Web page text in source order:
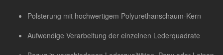
Polsterung mit hochwertigem Polyurethanschaum-Kern
Aufwendige Verarbeitung der einzelnen Lederquadrate